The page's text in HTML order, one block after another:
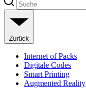
Zurück
Internet of Packs
Digitale Codes
Smart Printing
Augmented Reality